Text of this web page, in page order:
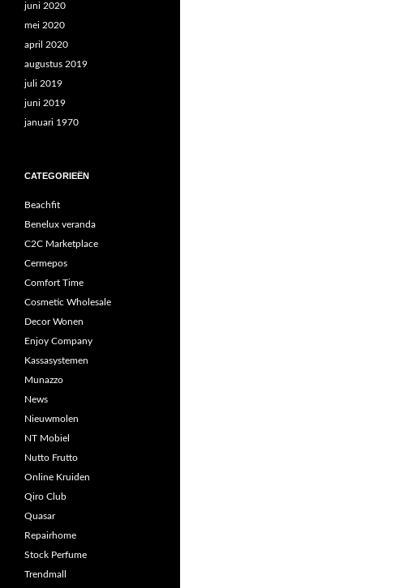
juni 2020
mei 2020
april 2020
augustus 2019
juli 2019
juni 2019
januari 1970
CATEGORIEËN
Beachfit
Benelux veranda
C2C Marketplace
Cermepos
Comfort Time
Cosmetic Wholesale
Decor Wonen
Enjoy Company
Kassasystemen
Munazzo
News
Nieuwmolen
NT Mobiel
Nutto Frutto
Online Kruiden
Qiro Club
Quasar
Repairhome
Stock Perfume
Trendmall